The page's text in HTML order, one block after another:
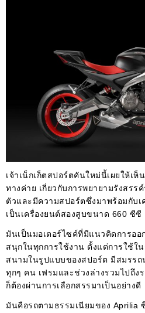
เจ้าเน็กเก็ตสปอร์ตคันใหม่นี้เผยให้เ
ทางค่าย เกี่ยวกับการพยายามรังสรร
ตัวและมีความสปอร์ตซึ่งมาพร้อมกับ
เป็นเครื่องยนต์สองสูบขนาด 660 ซีซี
มันเป็นมอเตอร์ไซค์ที่มีแนวคิดการออ
สนุกในทุกการใช้งาน ตั้งแต่การใช้ใ
สนามในรูปแบบของสปอร์ต มีสมรรถ
ทุกๆ คน เฟรมและช่วงล่างรวมไปถึง
ก็ต้องผ่านการเลือกสรรมาเป็นอย่างดี
มันคือรถตามธรรมเนียมของ Aprilia